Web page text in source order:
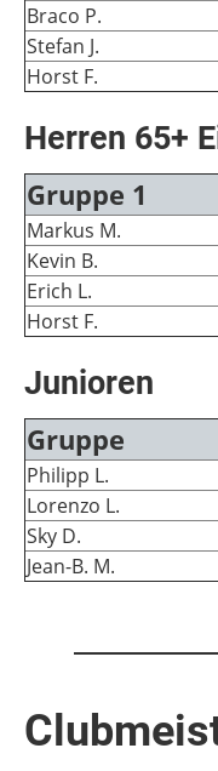
Braco P.
Stefan J.
Horst F.
Herren 65+
Gruppe 1
Markus M.
Kevin B.
Erich L.
Horst F.
Junioren
Gruppe
Philipp L.
Lorenzo L.
Sky D.
Jean-B. M.